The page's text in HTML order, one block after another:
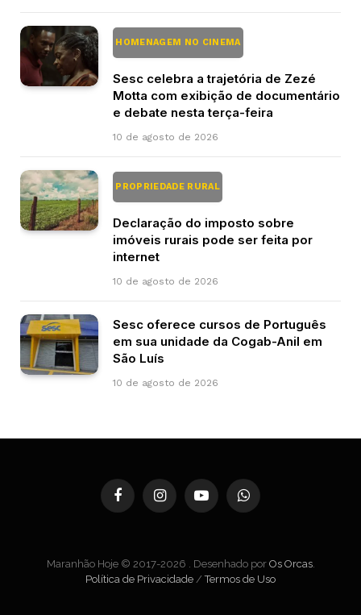
HOMENAGEM NO CINEMA
Sesc celebra a trajetória de Zezé
Motta com exibição de documentário
e debate nesta terça-feira
10 de agosto de 2026
PROPRIEDADE RURAL
Declaração do imposto sobre
imóveis rurais pode ser feita por
internet
10 de agosto de 2026
Sesc oferece cursos de Português
em sua unidade da Cogab-Anil em
São Luís
10 de agosto de 2026
FacebookInstagramYouTubeWhatsApp
Maranhão Hoje © 2017-2026 . Desenhado por Os Orcas.
Política de Privacidade /Termos de Uso